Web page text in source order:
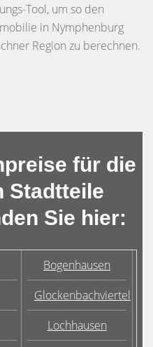
Tool, um so den
in Nymphenburg
Region zu berechnen.
für die
Stadtteile
Sie hier:
Bogenhausen
Glockenbachviertel
Lochhausen